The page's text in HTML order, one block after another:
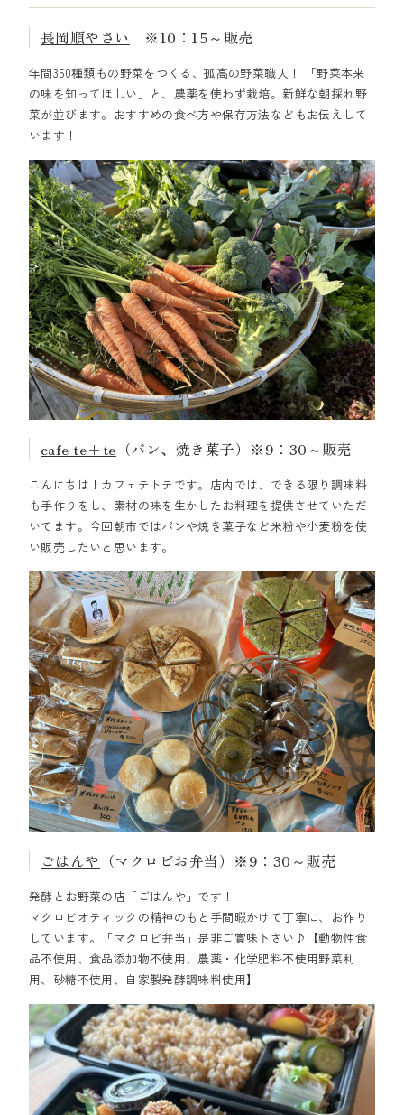
長岡順やさい ※10：15～販売
年間350種類もの野菜をつくる、孤高の野菜職人！ 「野菜本来
の味を知ってほしい」と、農薬を使わず栽培。新鮮な朝採れ野
菜が並びます。おすすめの食べ方や保存方法などもお伝えして
います！
cafe te+te （パン、焼き菓子）※9：30～販売
こんにちは！カフェテトテです。店内では、できる限り調味料
も手作りをし、素材の味を生かしたお料理を提供させていただ
いてます。今回朝市ではパンや焼き菓子など米粉や小麦粉を使
い販売したいと思います。
ごはんや （マクロビお弁当）※9：30～販売
発酵とお野菜の店「ごはんや」です！
マクロビオティックの精神のもと手間暇かけて丁寧に、お作り
しています。「マクロビ弁当」是非ご賞味下さい♪【動物性食
品不使用、食品添加物不使用、農薬・化学肥料不使用野菜利
用、砂糖不使用、自家製発酵調味料使用】